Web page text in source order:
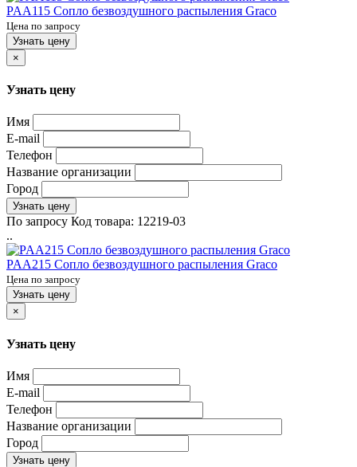
PAA115 Сопло безвоздушного распыления Graco
Цена по запросу
Узнать цену
×
Узнать цену
Имя
E-mail
Телефон
Название организации
Город
Узнать цену
По запросу Код товара: 12219-03
..
PAA215 Сопло безвоздушного распыления Graco
Цена по запросу
Узнать цену
×
Узнать цену
Имя
E-mail
Телефон
Название организации
Город
Узнать цену